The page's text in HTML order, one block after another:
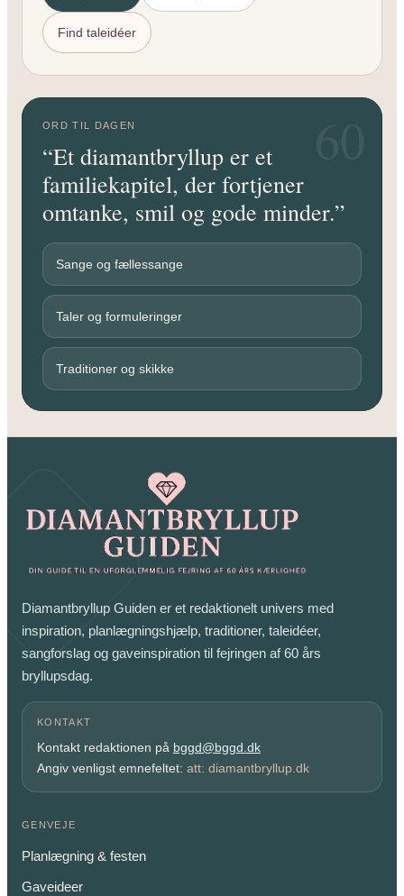
Find taleidéer
ORD TIL DAGEN
“Et diamantbryllup er et
familiekapitel, der fortjener
omtanke, smil og gode minder.”
Sange og fællessange
Taler og formuleringer
Traditioner og skikke
Diamantbryllup Guiden er et redaktionelt univers med
inspiration, planlægningshjælp, traditioner, taleidéer,
sangforslag og gaveinspiration til fejringen af 60 års
bryllupsdag.
KONTAKT
Kontakt redaktionen på bggd@bggd.dk
Angiv venligst emnefeltet: att: diamantbryllup.dk
GENVEJE
Planlægning & festen
Gaveideer